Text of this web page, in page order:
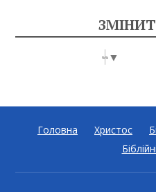
Select Language ▼
Головна Христос